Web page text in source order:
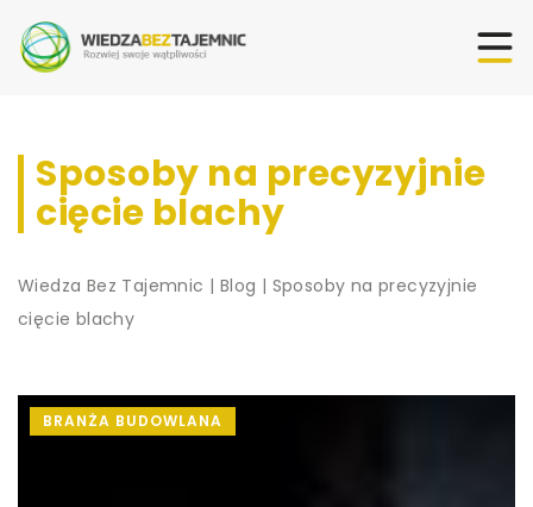
Sposoby na precyzyjnie
cięcie blachy
Wiedza Bez Tajemnic | Blog | Sposoby na precyzyjnie
cięcie blachy
BRANŻA BUDOWLANA